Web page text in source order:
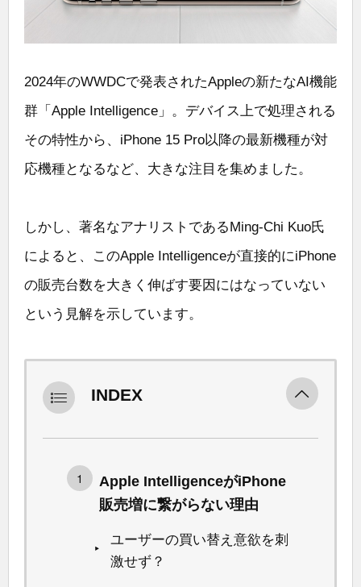
2024年のWWDCで発表されたAppleの新たなAI機能
群「Apple Intelligence」。デバイス上で処理される
その特性から、iPhone 15 Pro以降の最新機種が対
応機種となるなど、大きな注目を集めました。
しかし、著名なアナリストであるMing-Chi Kuo氏
によると、このApple Intelligenceが直接的にiPhone
の販売台数を大きく伸ばす要因にはなっていない
という見解を示しています。
INDEX
Apple IntelligenceがiPhone
販売増に繋がらない理由
ユーザーの買い替え意欲を刺
激せず？